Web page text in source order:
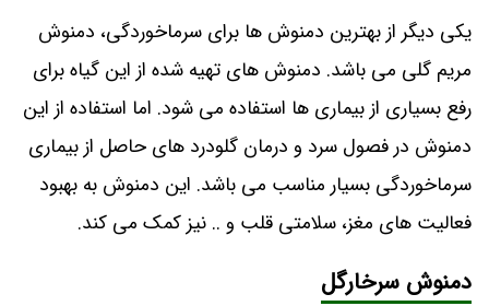
یکی دیگر از بهترین دمنوش ها برای سرماخوردگی، دمنوش
مریم گلی می باشد. دمنوش های تهیه شده از این گیاه برای
رفع بسیاری از بیماری ها استفاده می شود. اما استفاده از این
دمنوش در فصول سرد و درمان گلودرد های حاصل از بیماری
سرماخوردگی بسیار مناسب می باشد. این دمنوش به بهبود
فعالیت های مغز، سلامتی قلب و .. نیز کمک می کند.
دمنوش سرخارگل